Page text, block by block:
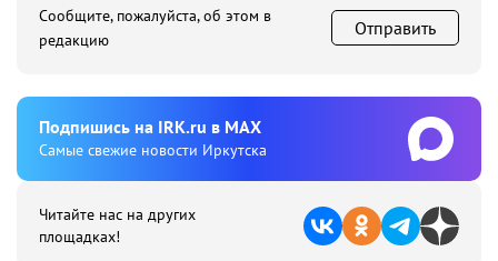
Сообщите, пожалуйста, об этом в
редакцию
Отправить
Подпишиcь на IRK.ru в MAX
Cамые свежие новости Иркутска
Читайте нас на других
площадках!